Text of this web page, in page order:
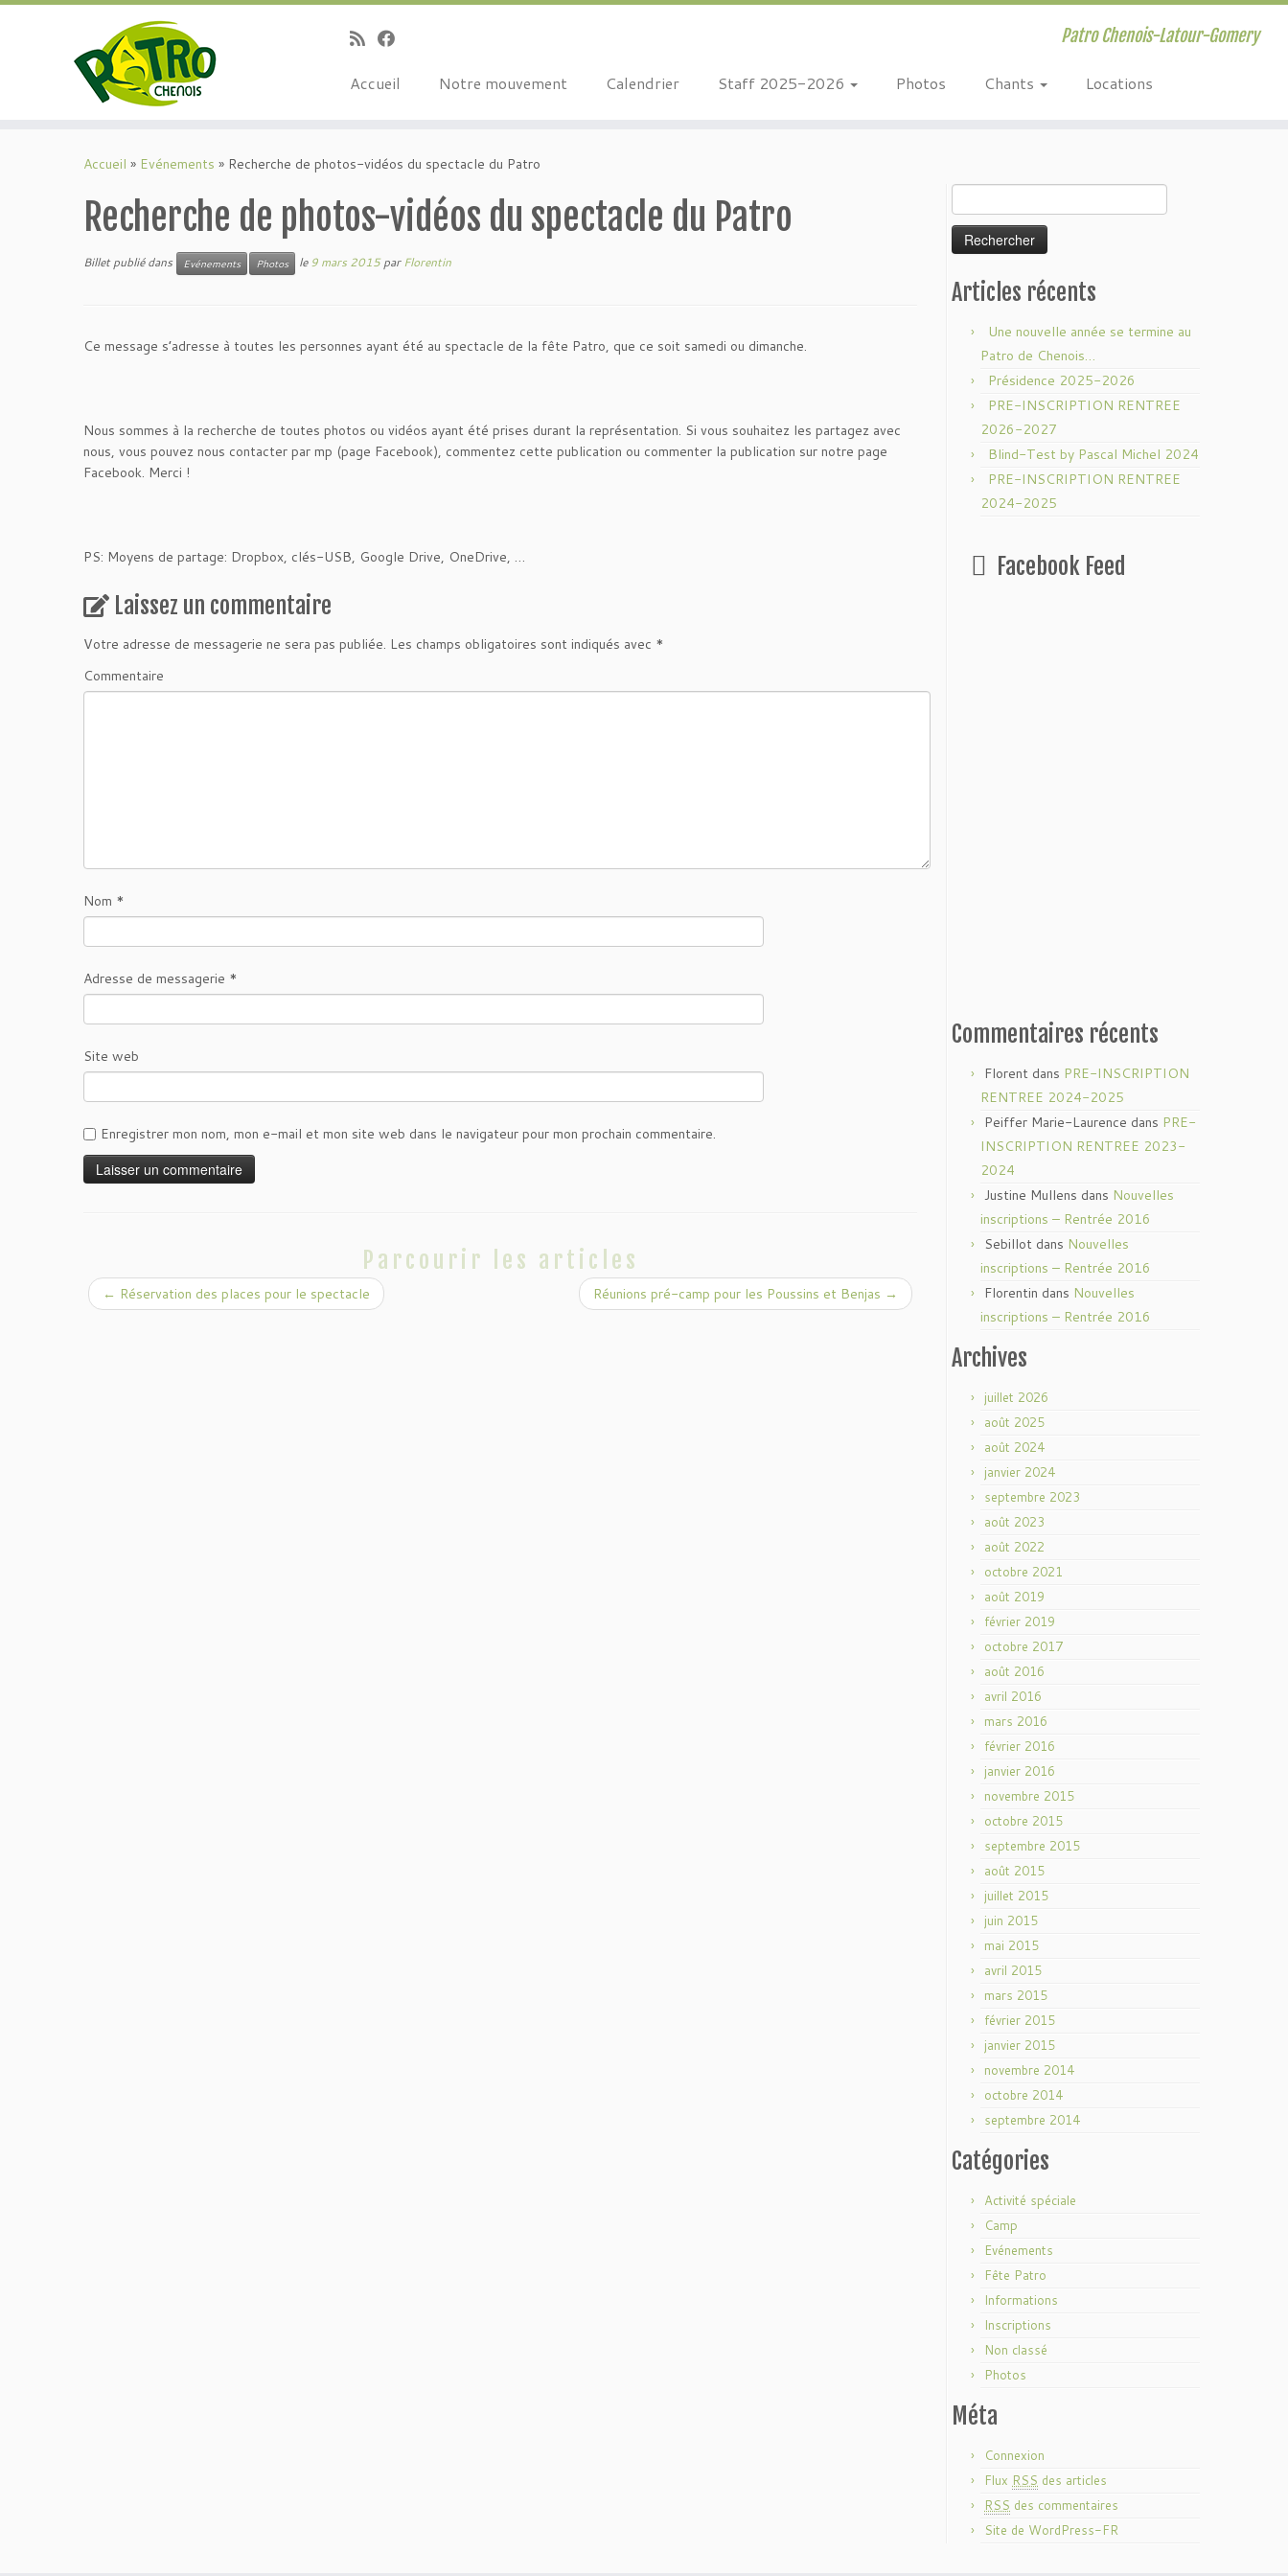
Passer
Patro Chenois-Latour-Gomery
Accueil Notre mouvement Calendrier Staff 2025-2026 Photos Chants Locations
Accueil » Evénements » Recherche de photos-vidéos du spectacle du Patro
Recherche de photos-vidéos du spectacle du Patro
Billet publié dans Evénements Photos le9 mars 2015 parFlorentin
Ce message s’adresse à toutes les personnes ayant été au spectacle de la fête Patro, que ce soit samedi ou dimanche.
Nous sommes à la recherche de toutes photos ou vidéos ayant été prises durant la représentation. Si vous souhaitez les partagez avec
nous, vous pouvez nous contacter par mp (page Facebook), commentez cette publication ou commenter la publication sur notre page
Facebook. Merci !
PS: Moyens de partage: Dropbox, clés-USB, Google Drive, OneDrive, …
Laissez un commentaire
Votre adresse de messagerie ne sera pas publiée. Les champs obligatoires sont indiqués avec *
Commentaire
Nom *
Adresse de messagerie *
Site web
Enregistrer mon nom, mon e-mail et mon site web dans le navigateur pour mon prochain commentaire.
Parcourir les articles
← Réservation des places pour le spectacle Réunions pré-camp pour les Poussins et Benjas →
Articles récents
Une nouvelle année se termine au
Patro de Chenois…
Présidence 2025-2026
PRE-INSCRIPTION RENTREE
2026-2027
Blind-Test by Pascal Michel 2024
PRE-INSCRIPTION RENTREE
2024-2025
Facebook Feed
Commentaires récents
Florent dans PRE-INSCRIPTION
RENTREE 2024-2025
Peiffer Marie-Laurence dans PRE-
INSCRIPTION RENTREE 2023-
2024
Justine Mullens dans Nouvelles
inscriptions – Rentrée 2016
Sebillot dans Nouvelles
inscriptions – Rentrée 2016
Florentin dans Nouvelles
inscriptions – Rentrée 2016
Archives
juillet 2026
août 2025
août 2024
janvier 2024
septembre 2023
août 2023
août 2022
octobre 2021
août 2019
février 2019
octobre 2017
août 2016
avril 2016
mars 2016
février 2016
janvier 2016
novembre 2015
octobre 2015
septembre 2015
août 2015
juillet 2015
juin 2015
mai 2015
avril 2015
mars 2015
février 2015
janvier 2015
novembre 2014
octobre 2014
septembre 2014
Catégories
Activité spéciale
Camp
Evénements
Fête Patro
Informations
Inscriptions
Non classé
Photos
Méta
Connexion
Flux RSS des articles
RSS des commentaires
Site de WordPress-FR